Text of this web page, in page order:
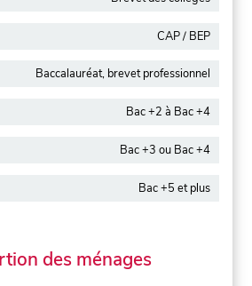
CAP / BEP
Baccalauréat, brevet professionnel
Bac +2 à Bac +4
Bac +3 ou Bac +4
Bac +5 et plus
des ménages